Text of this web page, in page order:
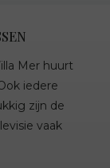
Mer huurt
iedere
zijn de
vaak